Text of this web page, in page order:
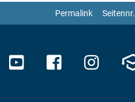
Permalink Seitennr.